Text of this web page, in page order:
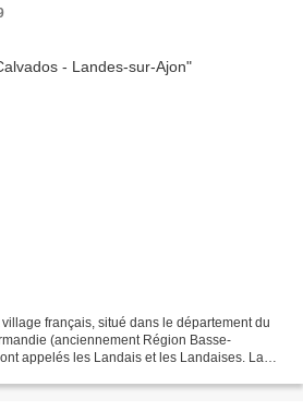
français, situé dans le département du
(anciennement Région Basse-
appelés les Landais et les Landaises. La